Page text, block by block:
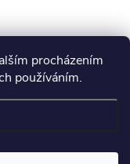
procházením
používáním.